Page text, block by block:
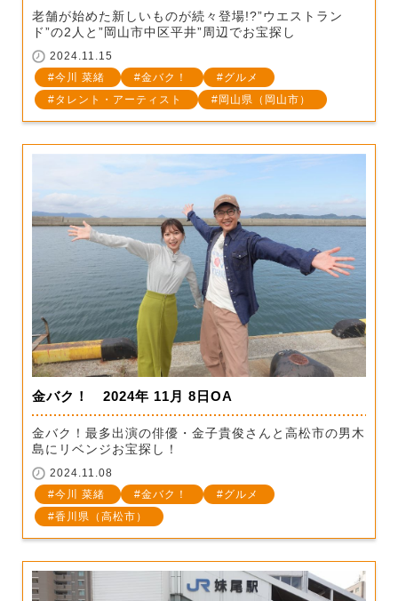
老舗が始めた新しいものが続々登場!?”ウエストラン
ド”の2人と”岡山市中区平井”周辺でお宝探し
2024.11.15
今川 菜緒
金バク！
グルメ
タレント・アーティスト
岡山県（岡山市）
金バク！ 2024年 11月 8日OA
金バク！最多出演の俳優・金子貴俊さんと高松市の男木
島にリベンジお宝探し！
2024.11.08
今川 菜緒
金バク！
グルメ
香川県（高松市）